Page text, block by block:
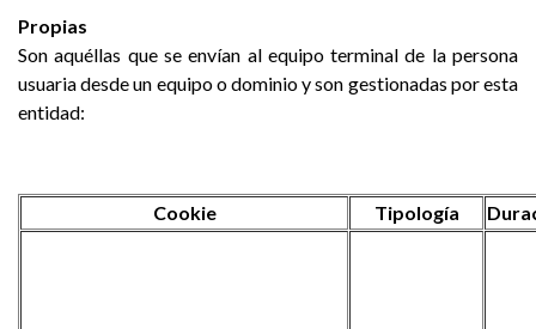
Propias
Son aquéllas que se envían al equipo terminal de la persona
usuaria desde un equipo o dominio y son gestionadas por esta
entidad:
Cookie Tipología